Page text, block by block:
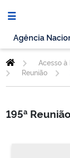
Agência
Acesso
Reunião
195ª